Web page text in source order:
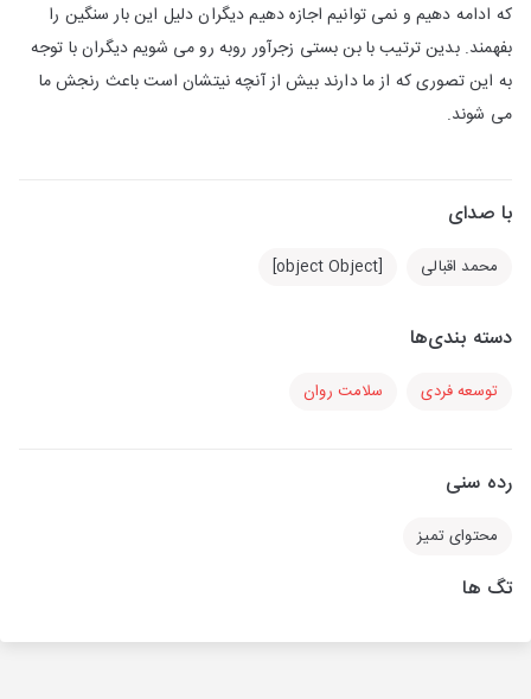
که ادامه دهیم و نمی توانیم اجازه دهیم دیگران دلیل این بار سنگین را
بفهمند. بدین ترتیب با بن بستی زجرآور روبه رو می شویم دیگران با توجه
به این تصوری که از ما دارند بیش از آنچه نیتشان است باعث رنجش ما
می شوند.
با صدای
محمد اقبالی [object Object]
دسته بندی‌ها
توسعه فردی سلامت روان
رده سنی
محتوای تمیز
تگ ها